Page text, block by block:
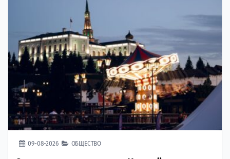
09-08-2026 ОБЩЕСТВО